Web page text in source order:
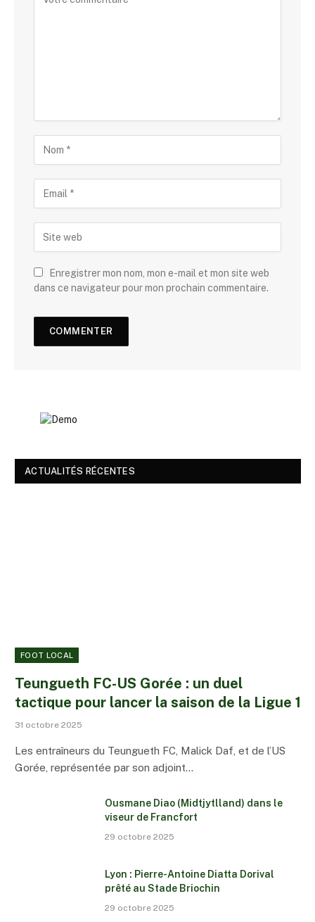
Enregistrer mon nom, mon e-mail et mon site web
dans ce navigateur pour mon prochain commentaire.
ACTUALITÉS RÉCENTES
FOOT LOCAL
Teungueth FC-US Gorée : un duel
tactique pour lancer la saison de la Ligue 1
31 octobre 2025
Les entraîneurs du Teungueth FC, Malick Daf, et de l’US
Gorée, représentée par son adjoint…
Ousmane Diao (Midtjytlland) dans le
viseur de Francfort
29 octobre 2025
Lyon : Pierre-Antoine Diatta Dorival
prêté au Stade Briochin
29 octobre 2025